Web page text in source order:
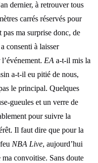
dernier, à retrouver tous
carrés réservés pour
ma surprise donc, de
a consenti à laisser
EA a-t-il mis la
a-t-il eu pitié de nous,
le principal. Quelques
gueules et un verre de
pour suivre la
Il faut dire que pour la
NBA Live, aujourd’hui
convoitise. Sans doute